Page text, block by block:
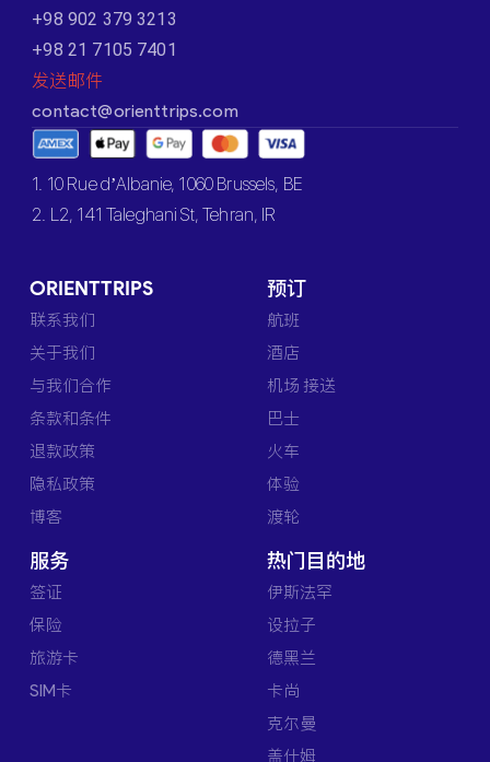
+98 902 379 3213
+98 21 7105 7401
发送邮件
contact@orienttrips.com
1. 10 Rue d’Albanie, 1060 Brussels, BE
2. L2, 141 Taleghani St, Tehran, IR
ORIENTTRIPS
联系我们
关于我们
与我们合作
条款和条件
退款政策
隐私政策
博客
预订
航班
酒店
机场 接送
巴士
火车
体验
渡轮
服务
签证
保险
旅游卡
SIM卡
热门目的地
伊斯法罕
设拉子
德黑兰
卡尚
克尔曼
盖什姆